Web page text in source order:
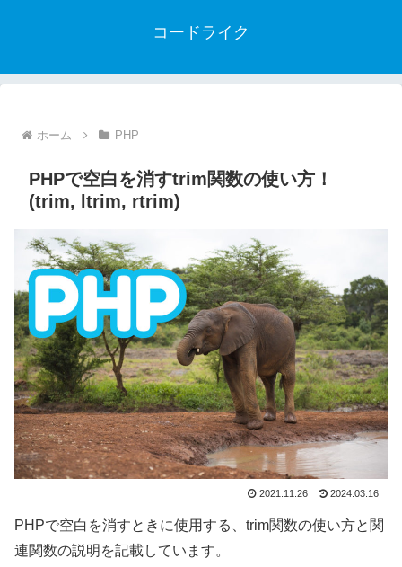
コードライク
ホーム PHP
PHPで空白を消すtrim関数の使い方！
(trim, ltrim, rtrim)
2021.11.26 2024.03.16
PHPで空白を消すときに使用する、trim関数の使い方と関
連関数の説明を記載しています。